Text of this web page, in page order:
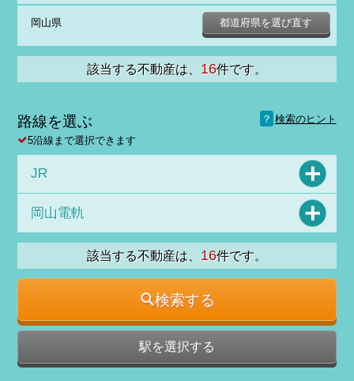
岡山県 都道府県を選び直す
該当する不動産は、 16件です。
路線を選ぶ ？ 検索のヒント
5沿線まで選択できます
JR
岡山電軌
該当する不動産は、 16件です。
検索する
駅を選択する